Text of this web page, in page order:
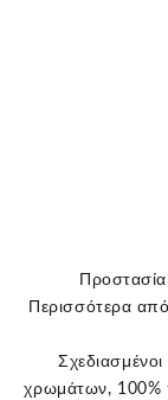
Περισσότερα
χρωμάτων, 100%